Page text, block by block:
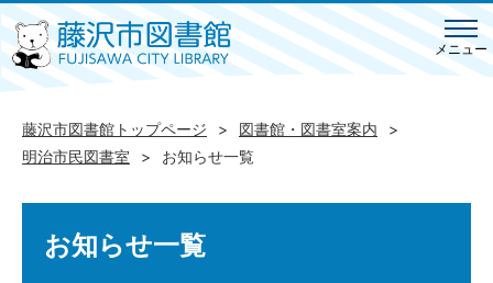
メニュー
藤沢市図書館トップページ
図書館・図書室案内
明治市民図書室
お知らせ一覧
お知らせ一覧